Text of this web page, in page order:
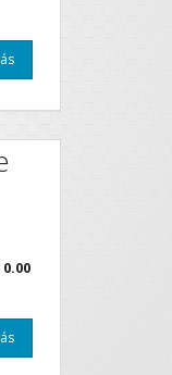
0.00